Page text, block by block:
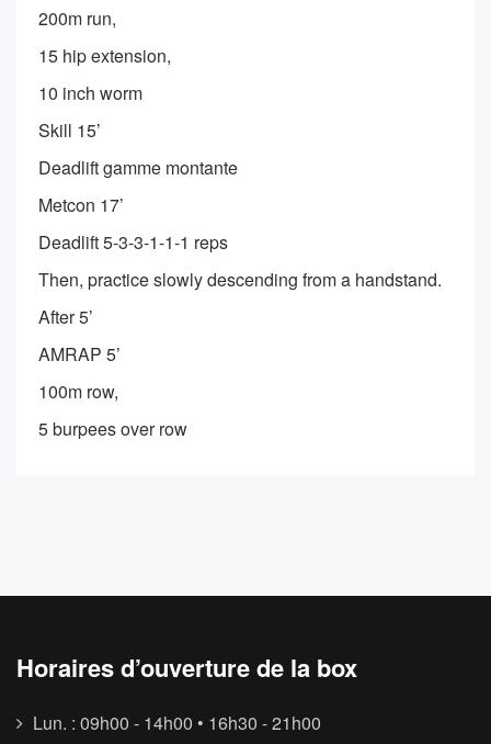
200m run,
15 hip extension,
10 inch worm
Skill 15’
Deadlift gamme montante
Metcon 17’
Deadlift 5-3-3-1-1-1 reps
Then, practice slowly descending from a handstand.
After 5’
AMRAP 5’
100m row,
5 burpees over row
Horaires d’ouverture de la box
Lun. : 09h00 - 14h00 • 16h30 - 21h00